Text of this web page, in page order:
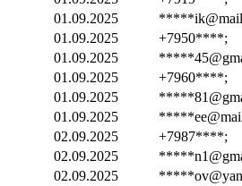
01.09.2025
01.09.2025
+7950****;
01.09.2025
01.09.2025
+7960****;
01.09.2025
01.09.2025
02.09.2025
+7987****;
02.09.2025
02.09.2025